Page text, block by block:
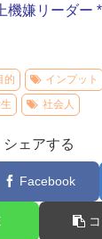
機嫌リーダー
的 インプット
社会人
シェアする
Facebook